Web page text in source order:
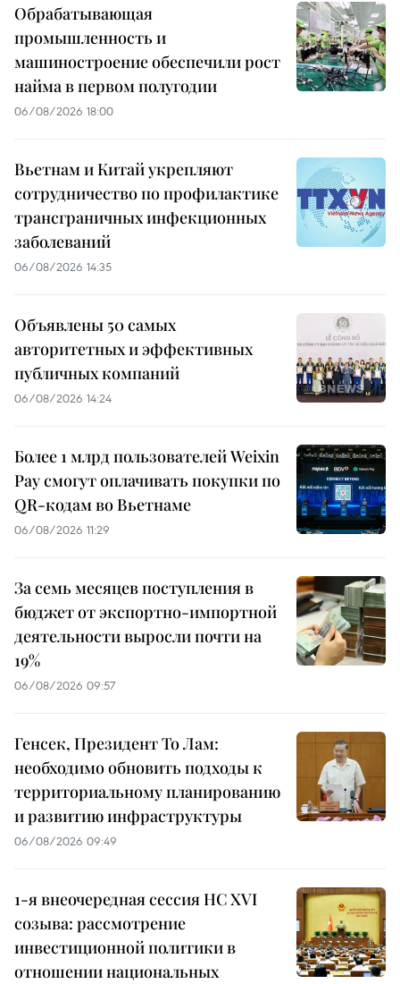
Обрабатывающая
промышленность и
машиностроение обеспечили рост
найма в первом полугодии
06/08/2026 18:00
Вьетнам и Китай укрепляют
сотрудничество по профилактике
трансграничных инфекционных
заболеваний
06/08/2026 14:35
Объявлены 50 самых
авторитетных и эффективных
публичных компаний
06/08/2026 14:24
Более 1 млрд пользователей Weixin
Pay смогут оплачивать покупки по
QR-кодам во Вьетнаме
06/08/2026 11:29
За семь месяцев поступления в
бюджет от экспортно-импортной
деятельности выросли почти на
19%
06/08/2026 09:57
Генсек, Президент То Лам:
необходимо обновить подходы к
территориальному планированию
и развитию инфраструктуры
06/08/2026 09:49
1-я внеочередная сессия НС XVI
созыва: рассмотрение
инвестиционной политики в
отношении национальных